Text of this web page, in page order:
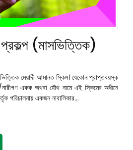
প্রকল্প (মাসভিত্তিক)
নারীগণ একক অথবা যৌথ নামে এই স্কিমের অধীনে
অভিভাবক কর্তৃক পরিচালনায় একজন নাবালিকার...